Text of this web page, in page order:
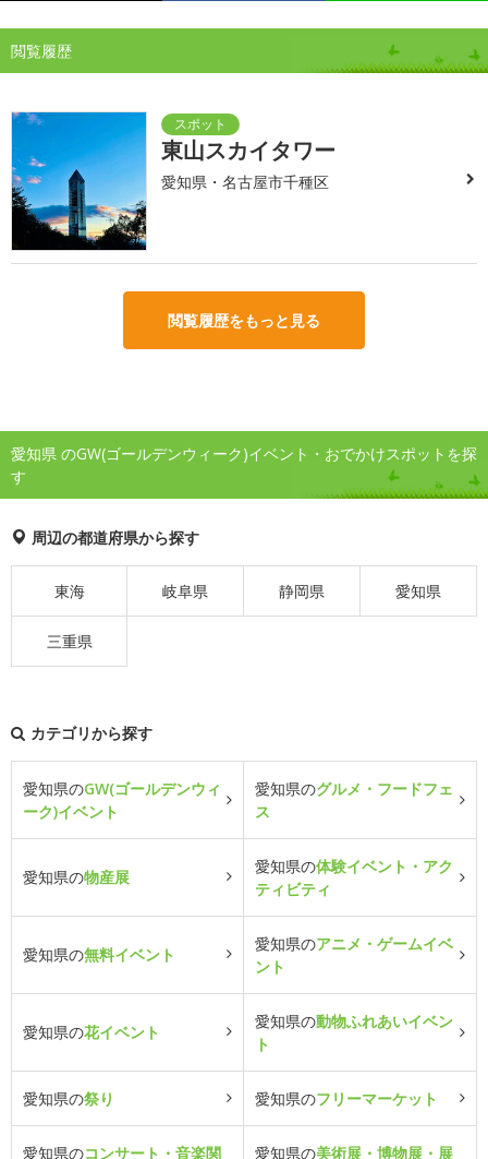
閲覧履歴
東山スカイタワー
愛知県・名古屋市千種区
閲覧履歴をもっと見る
愛知県 のGW(ゴールデンウィーク)イベント・おでかけスポットを探
す
周辺の都道府県から探す
東海 岐阜県 静岡県 愛知県
三重県
カテゴリから探す
愛知県のGW(ゴールデンウィ
ーク)イベント
愛知県のグルメ・フードフェ
ス
愛知県の物産展
愛知県の体験イベント・アク
ティビティ
愛知県の無料イベント
愛知県のアニメ・ゲームイベ
ント
愛知県の花イベント
愛知県の動物ふれあいイベン
ト
愛知県の祭り 愛知県のフリーマーケット
愛知県のコンサート・音楽関 愛知県の美術展・博物展・展